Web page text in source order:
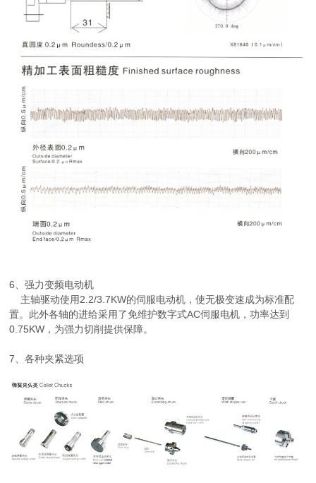
6、强力变频电动机
主轴驱动使用2.2/3.7KW的伺服电动机，使无极变速成为标准配
置。此外各轴的进给采用了免维护数字式AC伺服电机，功率达到
0.75KW，为强力切削提供保障。
7、各种夹紧选项